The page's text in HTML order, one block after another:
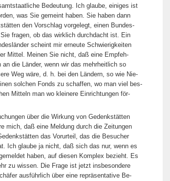
Bedeutung. Ich glaube, einiges ist
was Sie gemeint haben. Sie haben dann
den Vorschlag vorgelegt, einen Bundes-
fragen, ob das wirklich durchdacht ist. Ein
scheint mir erneute Schwierigkeiten
Mittel. Meinen Sie nicht, daß eine Empfeh-
an die Länder, wenn wir das mehrheitlich so
Weg wäre, d. h. bei den Ländern, so wie Nie-
solchen Fonds zu schaffen, wo man viel bes-
Mitteln man wo kleinere Einrichtungen för-
über die Wirkung von Gedenkstätten
mich, daß eine Meldung durch die Zeitungen
das Vorurteil, das die Besucher
Ich glaube ja nicht, daß sich das nur, wenn es
haben, auf diesen Komplex bezieht. Es
zu wissen. Die Frage ist jetzt insbesondere
ausführlich über eine repräsentative Be-